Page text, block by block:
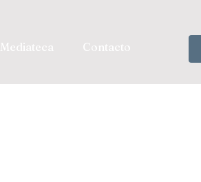
Mediateca Contacto